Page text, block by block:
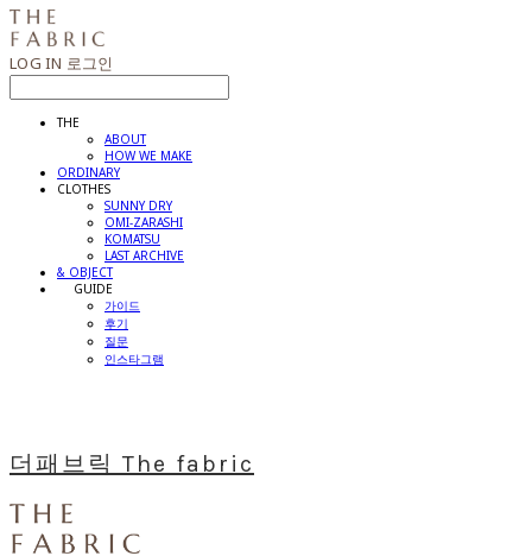
LOG IN 로그인
THE
ABOUT
HOW WE MAKE
ORDINARY
CLOTHES
SUNNY DRY
OMI-ZARASHI
KOMATSU
LAST ARCHIVE
& OBJECT
⠀⠀GUIDE
가이드
후기
질문
인스타그램
더패브릭 The fabric